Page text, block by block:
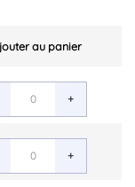
Ajouter au panier
+
+